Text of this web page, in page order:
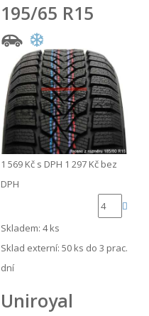
195/65 R15
1 569 Kč s DPH 1 297 Kč bez
DPH
Skladem: 4 ks
Sklad externí: 50 ks do 3 prac.
dní
Uniroyal